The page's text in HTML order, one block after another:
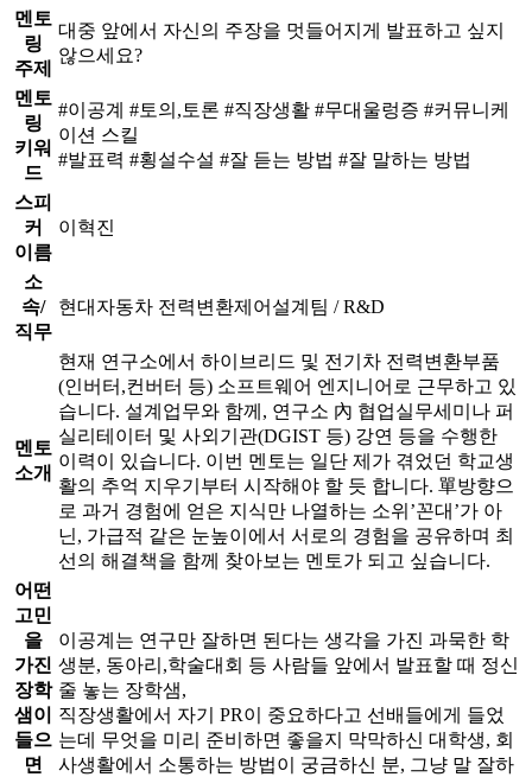
멘토
링
주제
대중 앞에서 자신의 주장을 멋들어지게 발표하고 싶지
않으세요?
멘토
링
키워
드
#이공계 #토의,토론 #직장생활 #무대울렁증 #커뮤니케
이션 스킬
#발표력 #횡설수설 #잘 듣는 방법 #잘 말하는 방법
스피
커
이름
이혁진
소
속/
직무
현대자동차 전력변환제어설계팀 / R&D
멘토
소개
현재 연구소에서 하이브리드 및 전기차 전력변환부품
(인버터,컨버터 등) 소프트웨어 엔지니어로 근무하고 있
습니다. 설계업무와 함께, 연구소 內 협업실무세미나 퍼
실리테이터 및 사외기관(DGIST 등) 강연 등을 수행한
이력이 있습니다. 이번 멘토는 일단 제가 겪었던 학교생
활의 추억 지우기부터 시작해야 할 듯 합니다. 單방향으
로 과거 경험에 얻은 지식만 나열하는 소위’꼰대’가 아
닌, 가급적 같은 눈높이에서 서로의 경험을 공유하며 최
선의 해결책을 함께 찾아보는 멘토가 되고 싶습니다.
어떤
고민
을
가진
장학
샘이
들으
면
이공계는 연구만 잘하면 된다는 생각을 가진 과묵한 학
생분, 동아리,학술대회 등 사람들 앞에서 발표할 때 정신
줄 놓는 장학샘,
직장생활에서 자기 PR이 중요하다고 선배들에게 들었
는데 무엇을 미리 준비하면 좋을지 막막하신 대학생, 회
사생활에서 소통하는 방법이 궁금하신 분, 그냥 말 잘하